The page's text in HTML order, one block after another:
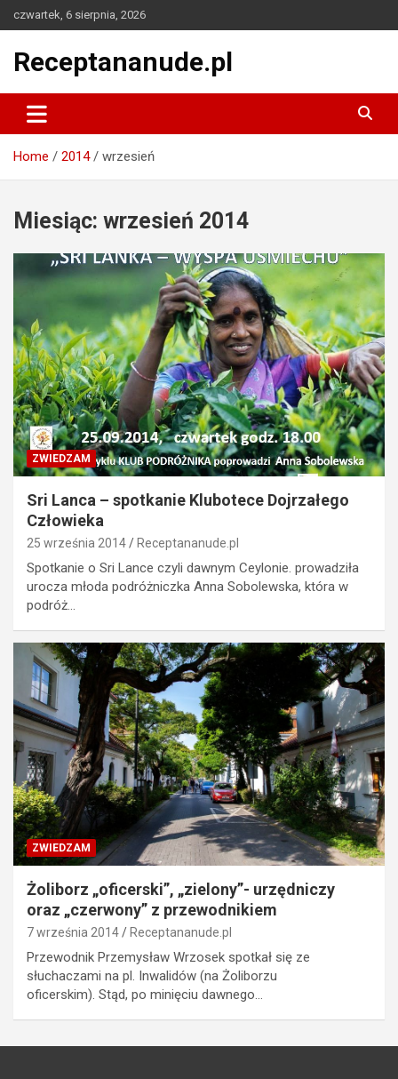
to
czwartek, 6 sierpnia, 2026
Receptananude.pl
Home 2014 wrzesień
Miesiąc: wrzesień 2014
ZWIEDZAM
Sri Lanca – spotkanie Klubotece Dojrzałego
Człowieka
25 września 2014 Receptananude.pl
Spotkanie o Sri Lance czyli dawnym Ceylonie. prowadziła
urocza młoda podróżniczka Anna Sobolewska, która w
podróż…
ZWIEDZAM
Żoliborz „oficerski”, „zielony”- urzędniczy
oraz „czerwony” z przewodnikiem
7 września 2014 Receptananude.pl
Przewodnik Przemysław Wrzosek spotkał się ze
słuchaczami na pl. Inwalidów (na Żoliborzu
oficerskim). Stąd, po minięciu dawnego…